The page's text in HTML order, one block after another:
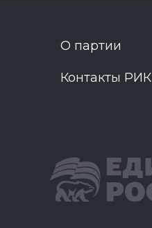
О партии
Контакты РИК